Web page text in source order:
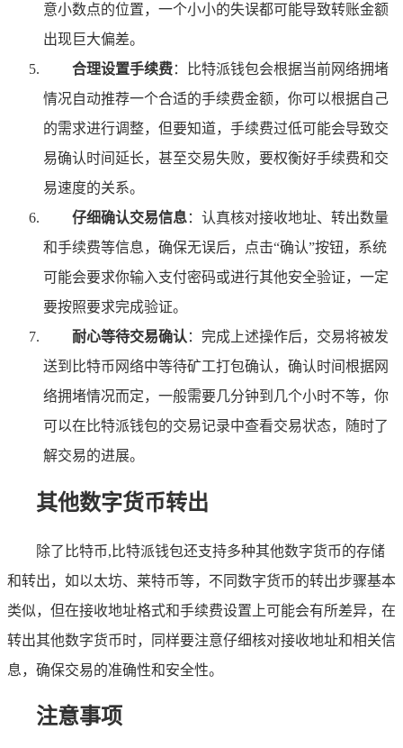
意小数点的位置，一个小小的失误都可能导致转账金额
出现巨大偏差。
合理设置手续费：比特派钱包会根据当前网络拥堵
情况自动推荐一个合适的手续费金额，你可以根据自己
的需求进行调整，但要知道，手续费过低可能会导致交
易确认时间延长，甚至交易失败，要权衡好手续费和交
易速度的关系。
仔细确认交易信息：认真核对接收地址、转出数量
和手续费等信息，确保无误后，点击“确认”按钮，系统
可能会要求你输入支付密码或进行其他安全验证，一定
要按照要求完成验证。
耐心等待交易确认 ：完成上述操作后，交易将被发
送到比特币网络中等待矿工打包确认，确认时间根据网
络拥堵情况而定，一般需要几分钟到几个小时不等，你
可以在比特派钱包的交易记录中查看交易状态，随时了
解交易的进展。
其他数字货币转出
除了比特币,比特派钱包还支持多种其他数字货币的存储
和转出，如以太坊、莱特币等，不同数字货币的转出步骤基本
类似，但在接收地址格式和手续费设置上可能会有所差异，在
转出其他数字货币时，同样要注意仔细核对接收地址和相关信
息，确保交易的准确性和安全性。
注意事项